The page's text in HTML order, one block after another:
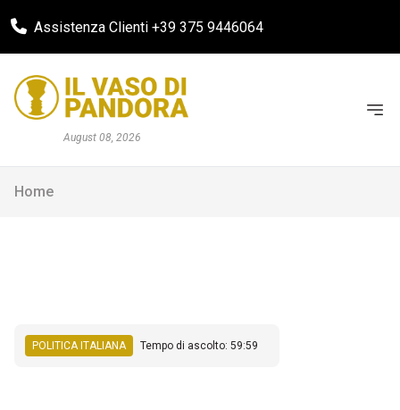
Assistenza Clienti +39 375 9446064
August 08, 2026
Home
POLITICA ITALIANA Tempo di ascolto: 59:59